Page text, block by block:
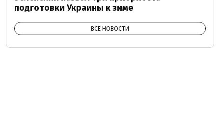
подготовки Украины к зиме
ВСЕ НОВОСТИ